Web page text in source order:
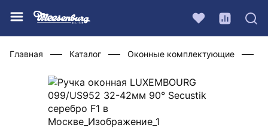
Главная Каталог Оконные комплектующие